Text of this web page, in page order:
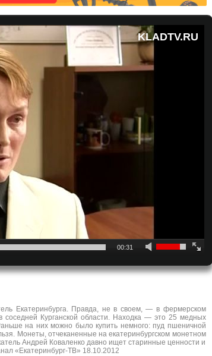
KLADTV.RU
00:31
Екатеринбурга. Правда, не в своем, — в фермерском
Курганской области. Находка — это 25 медных
на них можно было купить немного: пуд пшеничной
Монеты, отчеканенные на екатеринбургском монетном
Андрей Коваленко давно ищет старинные ценности и
«Екатеринбург-ТВ» 18.10.2012